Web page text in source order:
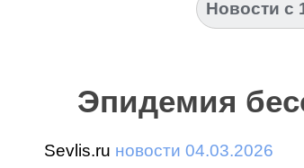
Новости с
Эпидемия
Sevlis.ru новости 04.03.2026